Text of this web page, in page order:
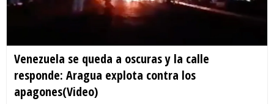
Venezuela se queda a oscuras y la calle
responde: Aragua explota contra los
apagones(Video)